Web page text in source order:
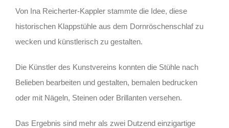
Von Ina Reicherter-Kappler stammte die Idee, diese
historischen Klappstühle aus dem Dornröschenschlaf zu
wecken und künstlerisch zu gestalten.
Die Künstler des Kunstvereins konnten die Stühle nach
Belieben bearbeiten und gestalten, bemalen bedrucken
oder mit Nägeln, Steinen oder Brillanten versehen.
Das Ergebnis sind mehr als zwei Dutzend einzigartige